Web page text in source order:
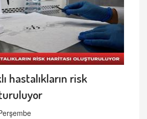
hastalıkların risk